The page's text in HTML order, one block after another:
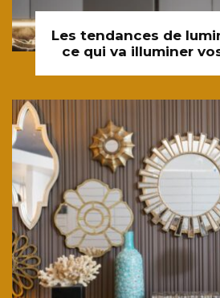
Les tendances de
ce qui va illuminer